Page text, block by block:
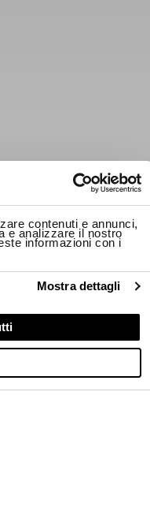
contenuti e annunci,
e analizzare il nostro
informazioni con i
Mostra dettagli